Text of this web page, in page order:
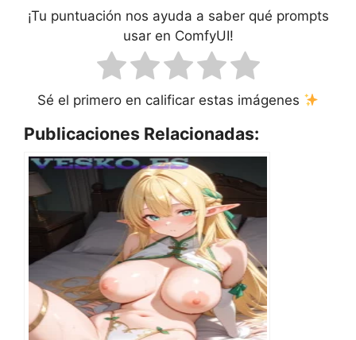
¡Tu puntuación nos ayuda a saber qué prompts
usar en ComfyUI!
Sé el primero en calificar estas imágenes
Publicaciones Relacionadas: